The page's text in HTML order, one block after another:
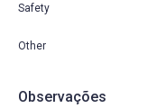
Safety
Other
Observações